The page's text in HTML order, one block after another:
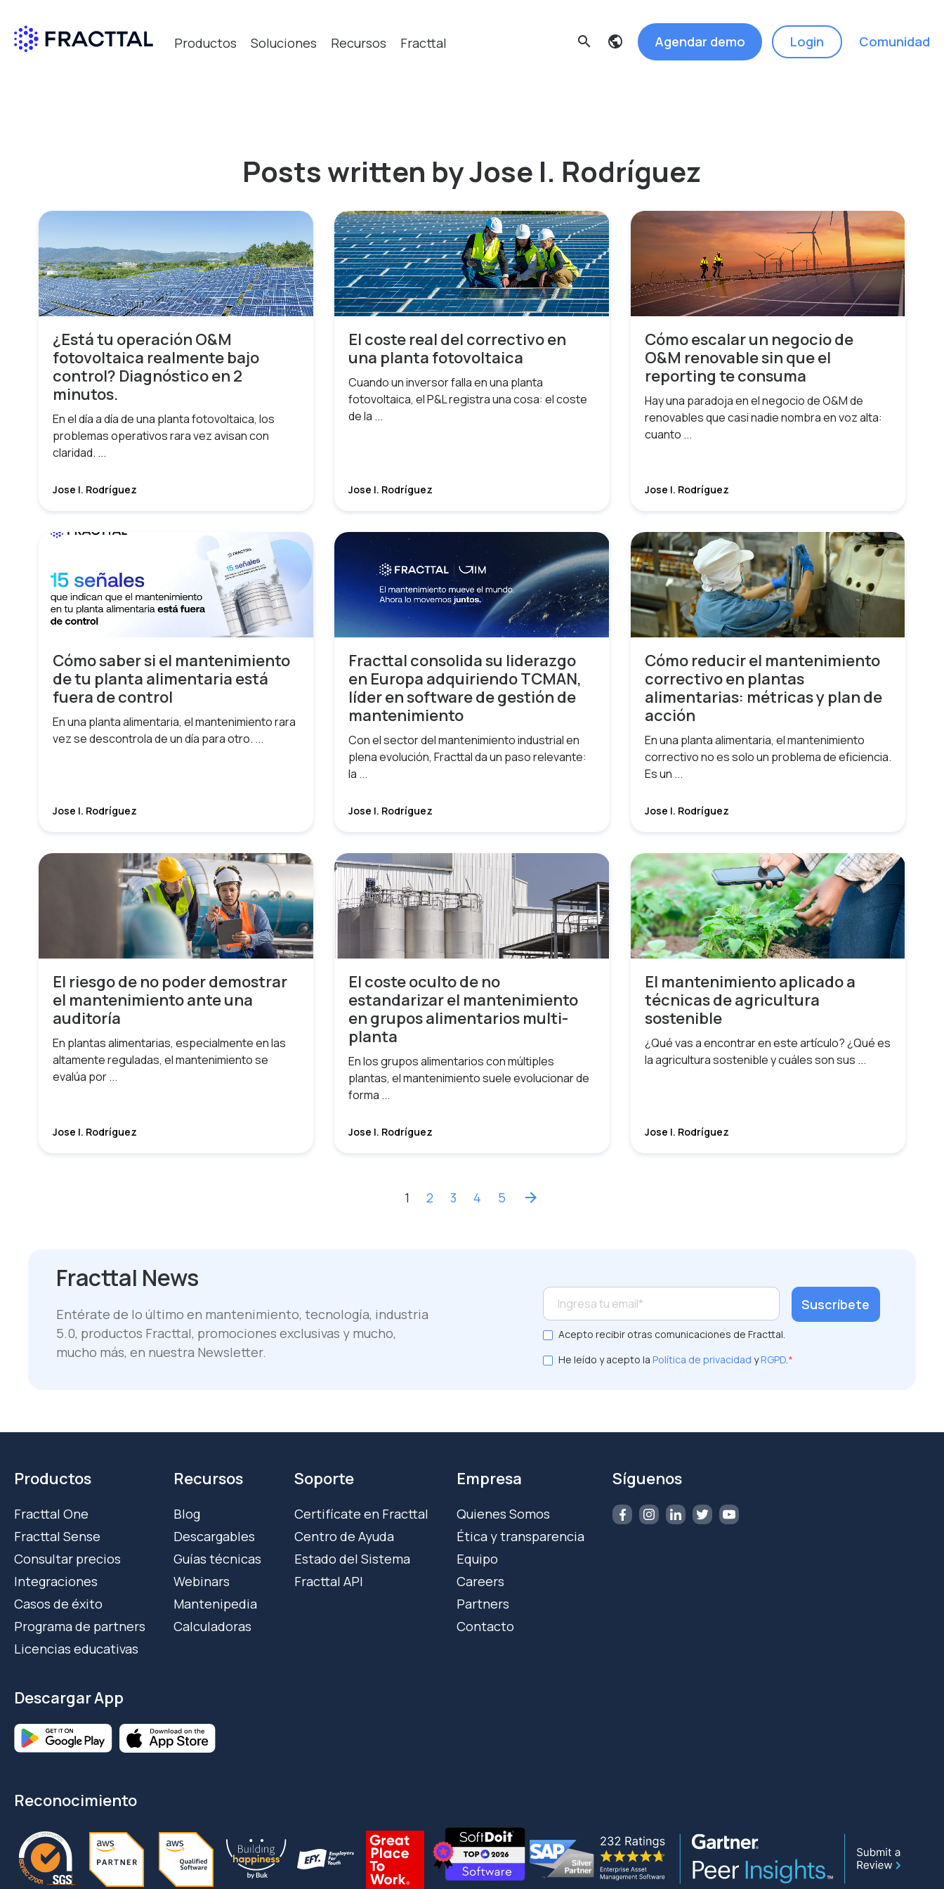
Productos Soluciones Recursos Fracttal search Agendar demo Login Comunidad
Posts written by Jose I. Rodríguez
¿Está tu operación O&M
fotovoltaica realmente bajo
control? Diagnóstico en 2
minutos.
En el día a día de una planta fotovoltaica, los
problemas operativos rara vez avisan con
claridad. ...
Jose I. Rodríguez
El coste real del correctivo en
una planta fotovoltaica
Cuando un inversor falla en una planta
fotovoltaica, el P&L registra una cosa: el coste
de la ...
Jose I. Rodríguez
Cómo escalar un negocio de
O&M renovable sin que el
reporting te consuma
Hay una paradoja en el negocio de O&M de
renovables que casi nadie nombra en voz alta:
cuanto ...
Jose I. Rodríguez
Cómo saber si el mantenimiento
de tu planta alimentaria está
fuera de control
En una planta alimentaria, el mantenimiento rara
vez se descontrola de un día para otro. ...
Jose I. Rodríguez
Fracttal consolida su liderazgo
en Europa adquiriendo TCMAN,
líder en software de gestión de
mantenimiento
Con el sector del mantenimiento industrial en
plena evolución, Fracttal da un paso relevante:
la ...
Jose I. Rodríguez
Cómo reducir el mantenimiento
correctivo en plantas
alimentarias: métricas y plan de
acción
En una planta alimentaria, el mantenimiento
correctivo no es solo un problema de eficiencia.
Es un ...
Jose I. Rodríguez
El riesgo de no poder demostrar
el mantenimiento ante una
auditoría
En plantas alimentarias, especialmente en las
altamente reguladas, el mantenimiento se
evalúa por ...
Jose I. Rodríguez
El coste oculto de no
estandarizar el mantenimiento
en grupos alimentarios multi-
planta
En los grupos alimentarios con múltiples
plantas, el mantenimiento suele evolucionar de
forma ...
Jose I. Rodríguez
El mantenimiento aplicado a
técnicas de agricultura
sostenible
¿Qué vas a encontrar en este artículo? ¿Qué es
la agricultura sostenible y cuáles son sus ...
Jose I. Rodríguez
1 2 3 4 5 arrow_forward
Fracttal News
Entérate de lo último en mantenimiento, tecnología, industria
5.0, productos Fracttal, promociones exclusivas y mucho,
mucho más, en nuestra Newsletter.
Acepto recibir otras comunicaciones de Fracttal.
He leído y acepto la Política de privacidad yRGPD.*
Productos
Fracttal One
Fracttal Sense
Consultar precios
Integraciones
Casos de éxito
Programa de partners
Licencias educativas
Recursos
Blog
Descargables
Guías técnicas
Webinars
Mantenipedia
Calculadoras
Soporte
Certifícate en Fracttal
Centro de Ayuda
Estado del Sistema
Fracttal API
Empresa
Quienes Somos
Ética y transparencia
Equipo
Careers
Partners
Contacto
Síguenos
Descargar App
Reconocimiento